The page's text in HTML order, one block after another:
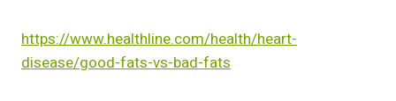
https://www.healthline.com/health/heart-
disease/good-fats-vs-bad-fats